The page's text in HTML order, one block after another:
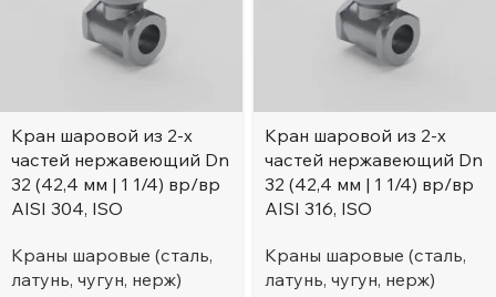
Кран шаровой из 2-х
частей нержавеющий Dn
32 (42,4 мм | 1 1/4) вр/вр
AISI 304, ISO
Краны шаровые (сталь,
латунь, чугун, нерж)
Кран шаровой из 2-х
частей нержавеющий Dn
32 (42,4 мм | 1 1/4) вр/вр
AISI 316, ISO
Краны шаровые (сталь,
латунь, чугун, нерж)